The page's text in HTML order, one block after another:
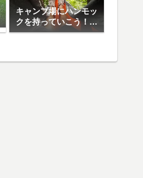
キャンプ場にハンモッ
クを持っていこう！お
すすめハンモック5選